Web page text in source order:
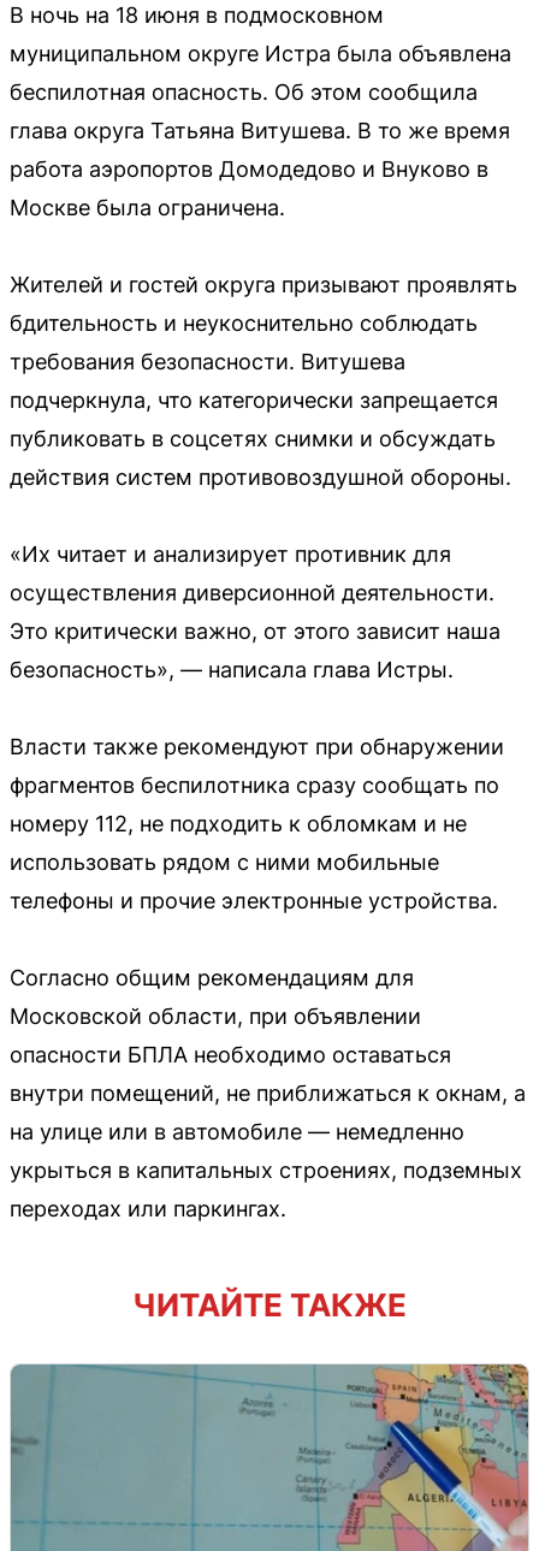
В ночь на 18 июня в подмосковном
муниципальном округе Истра была объявлена
беспилотная опасность. Об этом сообщила
глава округа Татьяна Витушева. В то же время
работа аэропортов Домодедово и Внуково в
Москве была ограничена.
Жителей и гостей округа призывают проявлять
бдительность и неукоснительно соблюдать
требования безопасности. Витушева
подчеркнула, что категорически запрещается
публиковать в соцсетях снимки и обсуждать
действия систем противовоздушной обороны.
«Их читает и анализирует противник для
осуществления диверсионной деятельности.
Это критически важно, от этого зависит наша
безопасность», — написала глава Истры.
Власти также рекомендуют при обнаружении
фрагментов беспилотника сразу сообщать по
номеру 112, не подходить к обломкам и не
использовать рядом с ними мобильные
телефоны и прочие электронные устройства.
Согласно общим рекомендациям для
Московской области, при объявлении
опасности БПЛА необходимо оставаться
внутри помещений, не приближаться к окнам, а
на улице или в автомобиле — немедленно
укрыться в капитальных строениях, подземных
переходах или паркингах.
ЧИТАЙТЕ ТАКЖЕ